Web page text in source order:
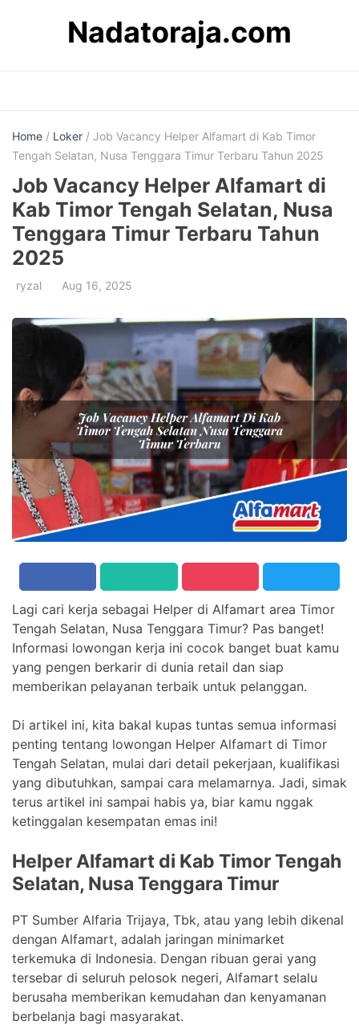
Nadatoraja.com
Home / Loker / Job Vacancy Helper Alfamart di Kab Timor
Tengah Selatan, Nusa Tenggara Timur Terbaru Tahun 2025
Job Vacancy Helper Alfamart di
Kab Timor Tengah Selatan, Nusa
Tenggara Timur Terbaru Tahun
2025
ryzal Aug 16, 2025
Lagi cari kerja sebagai Helper di Alfamart area Timor
Tengah Selatan, Nusa Tenggara Timur? Pas banget!
Informasi lowongan kerja ini cocok banget buat kamu
yang pengen berkarir di dunia retail dan siap
memberikan pelayanan terbaik untuk pelanggan.
Di artikel ini, kita bakal kupas tuntas semua informasi
penting tentang lowongan Helper Alfamart di Timor
Tengah Selatan, mulai dari detail pekerjaan, kualifikasi
yang dibutuhkan, sampai cara melamarnya. Jadi, simak
terus artikel ini sampai habis ya, biar kamu nggak
ketinggalan kesempatan emas ini!
Helper Alfamart di Kab Timor Tengah
Selatan, Nusa Tenggara Timur
PT Sumber Alfaria Trijaya, Tbk, atau yang lebih dikenal
dengan Alfamart, adalah jaringan minimarket
terkemuka di Indonesia. Dengan ribuan gerai yang
tersebar di seluruh pelosok negeri, Alfamart selalu
berusaha memberikan kemudahan dan kenyamanan
berbelanja bagi masyarakat.